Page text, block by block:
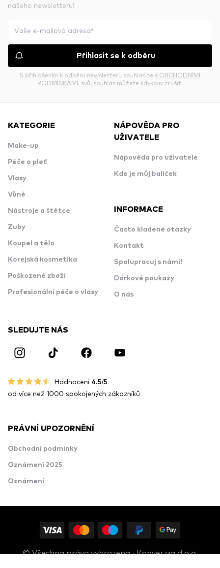
našeho newsletteru!
Přihlasit se k odběru
S přihlášením k odběru newsletteru souhlasíte s OBCHODNÍMI
PODMÍNKAMI , svůj souhlas můžete kdykoliv zrušit.
KATEGORIE
Make-up
Péče o pleť
Vlasy
Vůně
Nástroje a štětce
Zuby
Koupel a tělo
Korejská kosmetika
Poškozené zboží
Profesionální péče o vlasy
NÁPOVĚDA PRO
UŽIVATELE
Nápověda pro uživatele
Kde je můj balíček
INFORMACE
Často kladené otázky
Kontakt
Spolupracuj s námi!
Dárkové poukazy
O nás
SLEDUJTE NÁS
Hodnocení 4.5/5
od více než 1000 spokojených zákazníků
PRÁVNÍ UPOZORNĚNÍ
Obchodní podmínky
Oznámení 2025
Oznámení
© Všechna práva vyhrazena · Konverzija d.o.o.